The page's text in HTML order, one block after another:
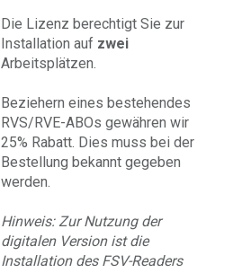
Die Lizenz berechtigt Sie zur
Installation auf zwei
Arbeitsplätzen.
Beziehern eines bestehendes
RVS/RVE-ABOs gewähren wir
25% Rabatt. Dies muss bei der
Bestellung bekannt gegeben
werden.
Hinweis: Zur Nutzung der
digitalen Version ist die
Installation des FSV-Readers